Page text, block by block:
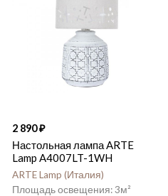
2 890
Настольная лампа ARTE
Lamp A4007LT-1WH
ARTE Lamp Италия
3